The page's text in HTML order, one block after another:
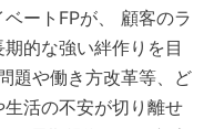
ートFPが、 顧客のラ
的な強い絆作りを目
題や働き方改革等、ど
活の不安が切り離せ